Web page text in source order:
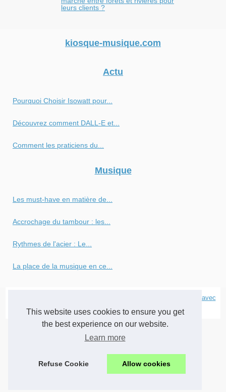
This website uses cookies to ensure you get
the best experience on our website.
Learn more
Refuse Cookie Allow cookies
leurs clients ?
kiosque-musique.com
Actu
Pourquoi Choisir Isowatt pour...
Découvrez comment DALL-E et...
Comment les praticiens du...
Musique
Les must-have en matière de...
Accrochage du tambour : les...
Rythmes de l'acier : Le...
La place de la musique en ce...
Site réalisé avec
Espace Privé